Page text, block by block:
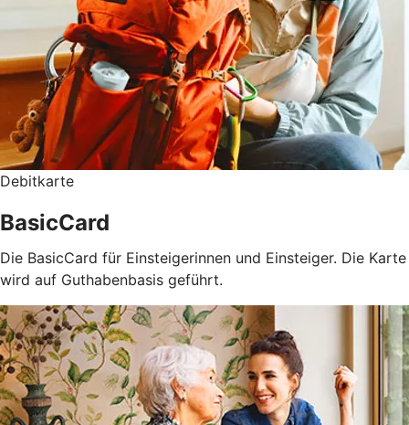
Debitkarte
BasicCard
Die BasicCard für Einsteigerinnen und Einsteiger. Die Karte
wird auf Guthabenbasis geführt.